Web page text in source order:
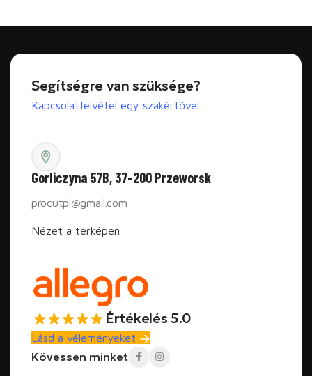
Segítségre van szüksége?
Kapcsolatfelvétel egy szakértővel
Gorliczyna 57B, 37-200 Przeworsk
procutpl@gmail.com
Nézet a térképen
Értékelés 5.0
Lásd a véleményeket
Kövessen minket